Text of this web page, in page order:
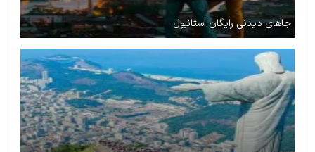
جاهای دیدنی رایگان استانبول